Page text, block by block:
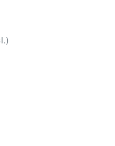
(ملاحظة: قد يُظهر متصفح كروم تحذيرًا بشأن ملفات APK، انقر على "موافق" للمتابعة.)